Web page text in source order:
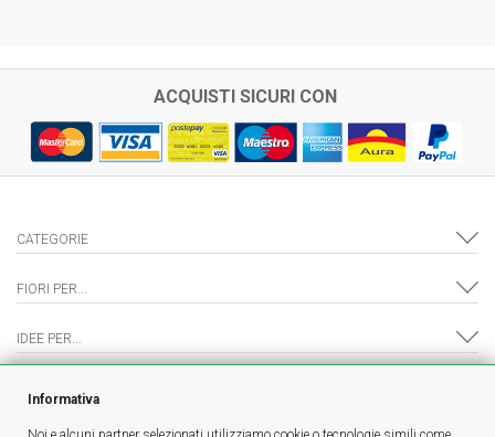
ACQUISTI SICURI CON
CATEGORIE
FIORI PER...
IDEE PER...
Informativa